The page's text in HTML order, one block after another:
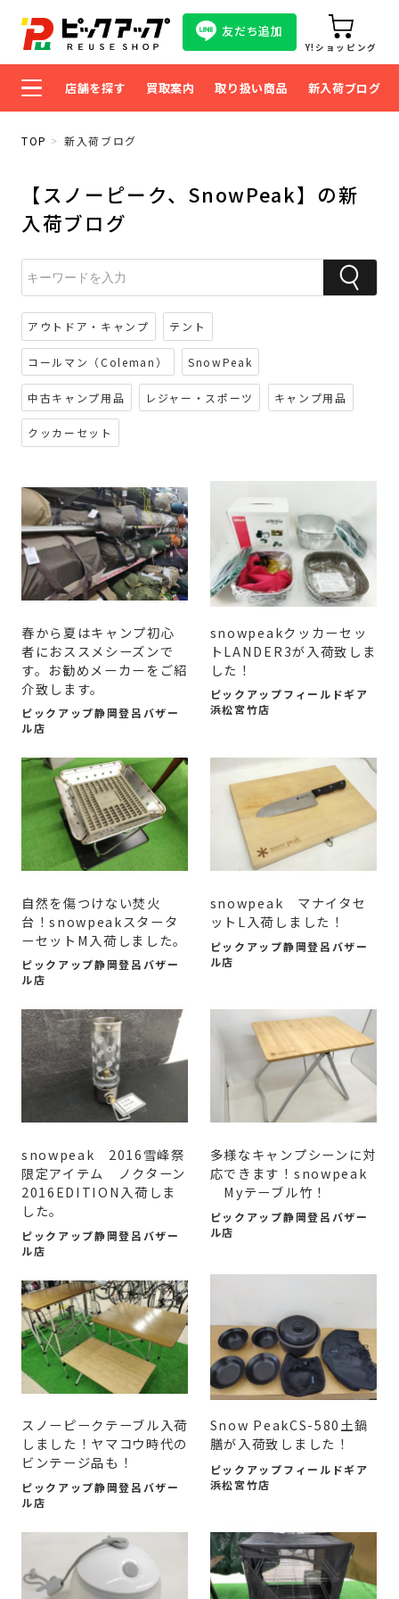
友だち追加
Y!ショッピング
店舗を探す 買取案内 取り扱い商品 新入荷ブログ
TOP 新入荷ブログ
【スノーピーク、SnowPeak】の新
入荷ブログ
アウトドア・キャンプ テント
コールマン（Coleman） SnowPeak
中古キャンプ用品 レジャー・スポーツ キャンプ用品
クッカーセット
春から夏はキャンプ初心
者におススメシーズンで
す。お勧めメーカーをご紹
介致します。
ピックアップ静岡登呂バザー
ル店
snowpeakクッカーセッ
トLANDER3が入荷致しま
した！
ピックアップフィールドギア
浜松宮竹店
自然を傷つけない焚火
台！snowpeakスタータ
ーセットM入荷しました。
ピックアップ静岡登呂バザー
ル店
snowpeak マナイタセ
ットL入荷しました！
ピックアップ静岡登呂バザー
ル店
snowpeak 2016雪峰祭
限定アイテム ノクターン
2016EDITION入荷しま
した。
ピックアップ静岡登呂バザー
ル店
多様なキャンプシーンに対
応できます！snowpeak
Myテーブル竹！
ピックアップ静岡登呂バザー
ル店
スノーピークテーブル入荷
しました！ヤマコウ時代の
ビンテージ品も！
ピックアップ静岡登呂バザー
ル店
Snow PeakCS-580土鍋
膳が入荷致しました！
ピックアップフィールドギア
浜松宮竹店